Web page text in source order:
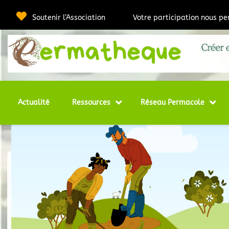
Soutenir l’Association Votre participation nous
Actualité Ressources Réseau Permacole